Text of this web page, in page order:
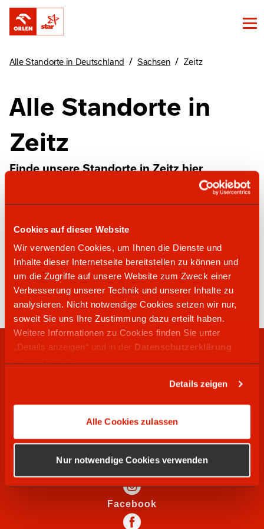
Cookies auf dieser Website
Wir verwenden Cookies, um Ihnen die Dienste und
Inhalte dieser Internetseite bereitstellen zu können und
um die Zugriffe auf unsere Website zum Zweck einer
Verbesserung unserer Technik und unserer Inhalte zu
analysieren. Nicht notwendige Cookies setzen wir nur,
soweit Sie uns Ihre Zustimmung dazu erteilt haben.
Weitere Informationen zu Cookies finden Sie unter
„Details anzeigen“ und in der Datenschutzerklärung
dieser Website.
Details zeigen
Alle Cookies zulassen
Nur notwendige Cookies verwenden
Alle Standorte in Deutschland / Sachsen / Zeitz
Alle Standorte in
Zeitz
Finde unsere Standorte in Zeitz hier
star Tankstelle
03441 273777
Leipziger Straße 43
06712Zeitz
RECHTLICHES
SOCIAL MEDIA
Instagram
Facebook